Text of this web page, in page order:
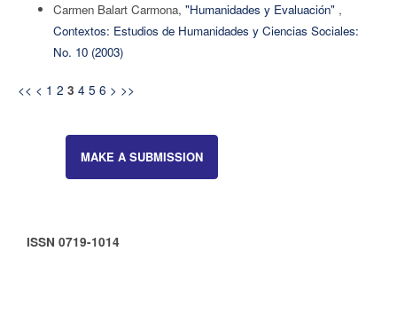
Carmen Balart Carmona, "Humanidades y Evaluación" ,
Contextos: Estudios de Humanidades y Ciencias Sociales:
No. 10 (2003)
<< < 1 2 3 4 5 6 > >>
MAKE A SUBMISSION
ISSN 0719-1014